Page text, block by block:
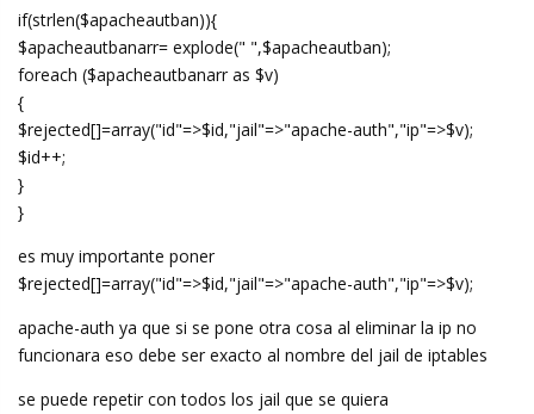
if(strlen($apacheautban)){
$apacheautbanarr= explode(" ",$apacheautban);
foreach ($apacheautbanarr as $v)
{
$rejected[]=array("id"=>$id,"jail"=>"apache-auth","ip"=>$v);
$id++;
}
}
es muy importante poner
$rejected[]=array("id"=>$id,"jail"=>"apache-auth","ip"=>$v);
apache-auth ya que si se pone otra cosa al eliminar la ip no
funcionara eso debe ser exacto al nombre del jail de iptables
se puede repetir con todos los jail que se quiera